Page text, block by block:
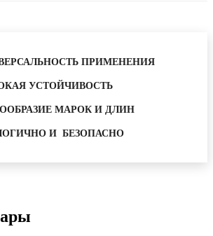
ПРИМЕНЕНИЯ
УСТОЙЧИВОСТЬ
МАРОК И ДЛИН
И БЕЗОПАСНО